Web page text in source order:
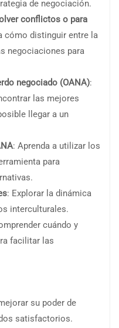
de negociación.
conflictos o para
cómo distinguir entre la
negociaciones para
negociado (OANA):
las mejores
llegar a un
: Aprenda a utilizar los
para
: Explorar la dinámica
interculturales.
cuándo y
facilitar las
su poder de
satisfactorios.